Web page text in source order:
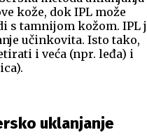
kože, dok IPL može
s tamnijom kožom. IPL
učinkovita. Isto tako,
i veća (npr. leđa) i
uklanjanje